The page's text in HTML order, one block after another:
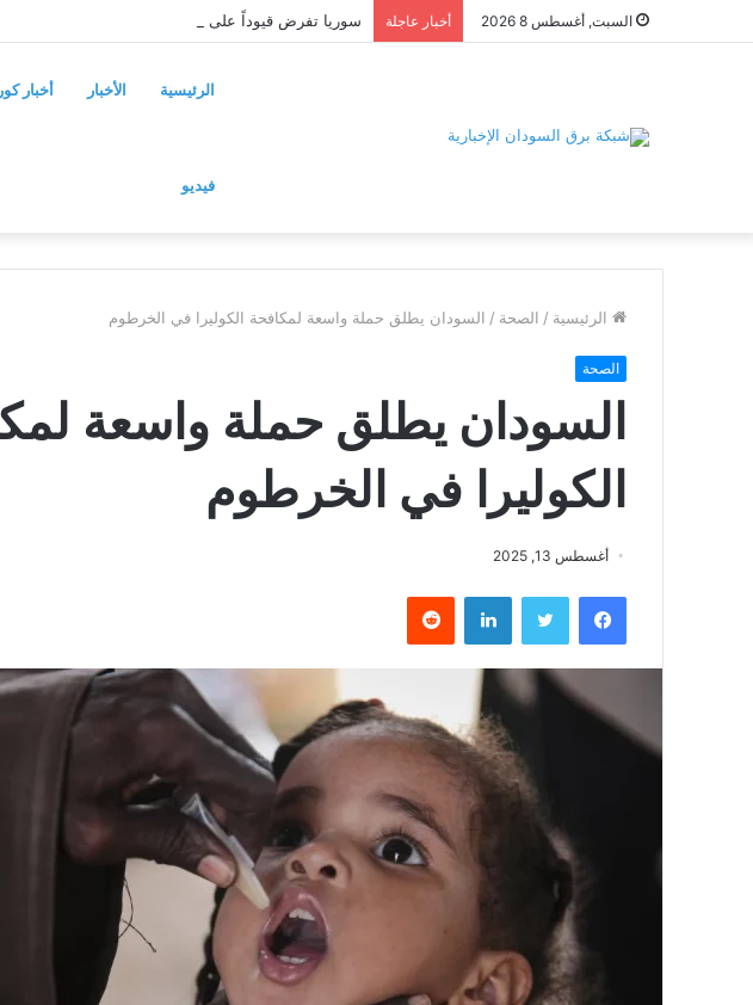
السبت, أغسطس 8 2026 أخبار عاجلة
الرئيسية الأخبار أخبار
فيديو
الرئيسية / الصحة / السودان يطلق حملة واسعة لمكافحة الكوليرا في الخرطوم
الصحة
السودان يطلق حملة واسعة
الكوليرا في الخرطوم
أغسطس 13, 2025
فيسبوك تويتر لينكدإن